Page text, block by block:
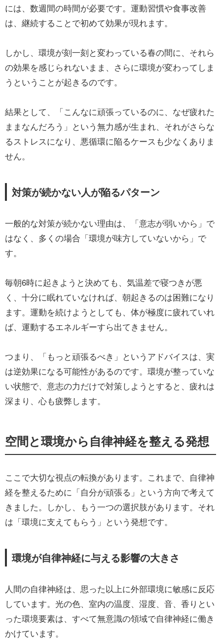
には、数週間の時間が必要です。運動習慣や食事改善
は、継続することで初めて効果が現れます。
しかし、環境が刻一刻と変わっている春の間に、それら
の効果を感じられないまま、さらに環境が変わってしま
うということが起きるのです。
結果として、「こんなに頑張っているのに、なぜ疲れた
ままなんだろう」という無力感が生まれ、それがさらな
るストレスになり、悪循環に陥るケースも少なくありま
せん。
対策が続かない人が陥るパターン
一般的な対策が続かない理由は、「意志が弱いから」で
はなく、多くの場合「環境が味方していないから」で
す。
毎朝6時に起きようと決めても、気温差で寝つきが悪
く、十分に眠れていなければ、朝起きるのは困難になり
ます。運動を続けようとしても、体が極度に疲れていれ
ば、運動するエネルギーすら出てきません。
つまり、「もっと頑張るべき」というアドバイスは、実
は逆効果になる可能性があるのです。環境が整っていな
い状態で、意志の力だけで対策しようとすると、疲れは
深まり、心も疲弊します。
空間と環境から自律神経を整える発想
ここで大切な視点の転換があります。これまで、自律神
経を整えるために「自分が頑張る」という方向で考えて
きました。しかし、もう一つの選択肢があります。それ
は「環境に支えてもらう」という発想です。
環境が自律神経に与える影響の大きさ
人間の自律神経は、思った以上に外部環境に敏感に反応
しています。光の色、室内の温度、湿度、音、香りとい
った環境要素は、すべて無意識の領域で自律神経に働き
かけています。